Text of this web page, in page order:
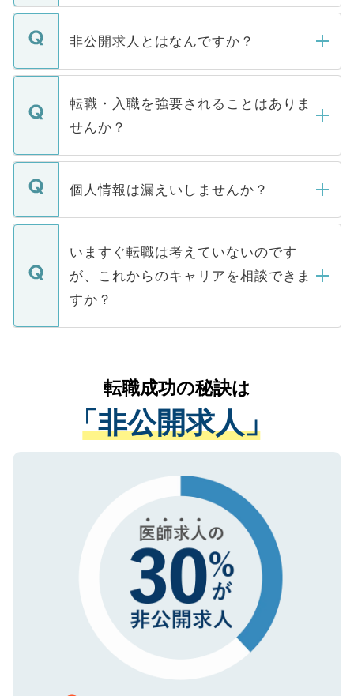
ご登録いただきましたら、弊社担当者がご
登録内容を確認し、その後メールもしくは
ます。通常、5営業日以内にはご連絡をせて
いただきますので、しばらくお待ちくださ
非公開求人とはなんですか？
マイナビDOCTORで取り扱っている求人の
うち約3割は、Webサイトからご覧いただ
けない「非公開求人」です。非公開求人は
下記の理由によって、一般には公開してい
ません。
■応募殺到を避けるため 人気のある医療機
関を公にしてしまうと、応募が殺到する場
に、医療機関が求める条件に合った人材の
みを人材紹介会社に依頼するケースが増え
ています。
転職・入職を強要されることはありま
せんか？
転職・入職を強要することは一切ありませ
ん。また、仮に応募先から内定をいただい
定を承諾する必要はありません。内定先へ
の辞退の連絡はキャリアパートナーが行い
個人情報は漏えいしませんか？
個人情報が漏えいすることはありませんの
で、ご安心ください。当サイトからの登録
などで収集したご登録者様の個人情報は、
ご本人のキャリアアップおよび転職活動の
支援を目的に使用いたします。お預かりし
ているすべての個人データはご本人の許可
は、個人情報の取り扱いについての厳密な
管理基準を満たした事業者のみに付与され
る、プライバシーマークを取得済みです。
で、機密保持に関してもご安心ください。
いますぐ転職は考えていないのです
が、これからのキャリアを相談できま
すか？
かがいして、現在の医療機関の状況や紹介
経験をまじえながら、適切なアドバイスを
させていただきます。すぐにご転職をされ
ない方には、長期的なサポートが可能です
ので、まずはご登録ください。
転職成功の秘訣は
「非公開求人」